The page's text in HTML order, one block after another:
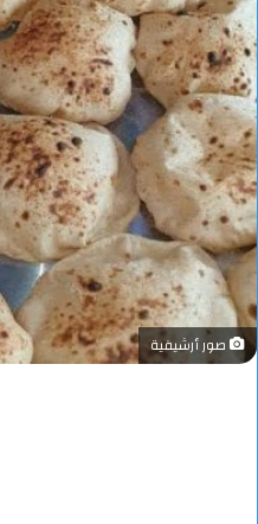
صور أرشيفية